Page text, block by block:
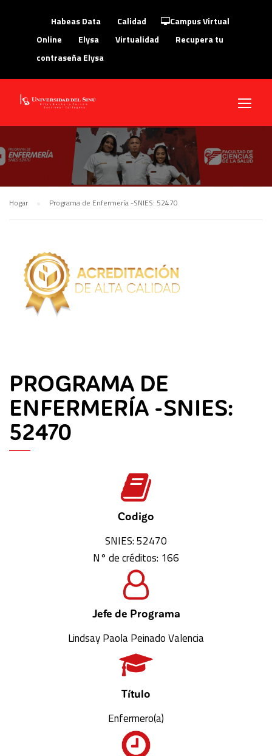
Campus Virtual
Habeas Data
Calidad
Online
Elysa Virtualidad
Recupera tu
contraseña Elysa
Hogar Programa de Enfermería -SNIES: 52470
PROGRAMA DE
ENFERMERÍA -SNIES:
52470
Codigo
SNIES: 52470
N° de créditos: 166
Jefe de Programa
Lindsay Paola Peinado Valencia
Título
Enfermero(a)